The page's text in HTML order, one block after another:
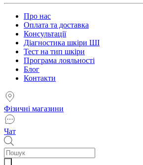
Про нас
Оплата та доставка
Консультації
Діагностика шкіри ШІ
Тест на тип шкіри
Програма лояльності
Блог
Контакти
Фізичні магазини
Чат
Пошук
товарів